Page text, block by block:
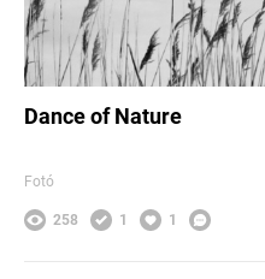
Dance of Nature
Fotó
258 1 1